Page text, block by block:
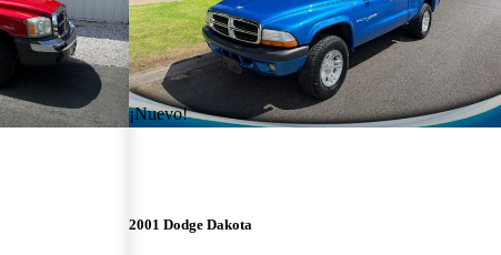
¡Nuevo!
2001 Dodge Dakota